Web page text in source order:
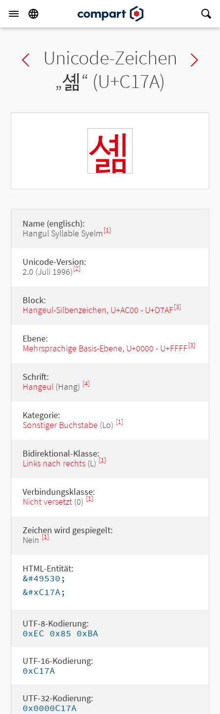
Previous char
Unicode-Zeichen
„셺“ (U+C17A)
셺
Name (englisch):
Hangul Syllable Syelm [1]
Unicode-Version:
2.0 (Juli 1996)[2]
Block:
Hangeul-Silbenzeichen, U+AC00 - U+D7AF[3]
Ebene:
Mehrsprachige Basis-Ebene, U+0000 - U+FFFF[3]
Schrift:
Hangeul(Hang) [4]
Kategorie:
Sonstiger Buchstabe (Lo) [1]
Bidirektional-Klasse:
Links nach rechts(L) [1]
Verbindungsklasse:
Nicht versetzt(0) [1]
Zeichen wird gespiegelt:
Nein [1]
HTML-Entität:
&#49530;
&#xC17A;
UTF-8-Kodierung:
0xEC 0x85 0xBA
UTF-16-Kodierung:
0xC17A
UTF-32-Kodierung:
0x0000C17A